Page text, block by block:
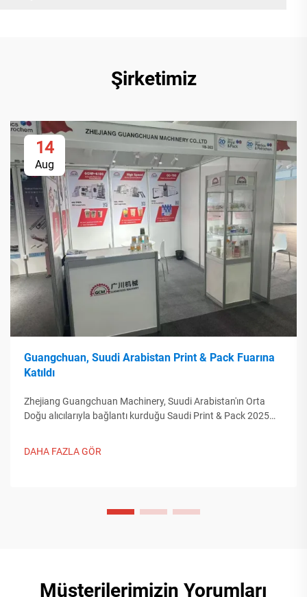
Şirketimiz
14
Aug
Guangchuan, Suudi Arabistan Print & Pack Fuarına
Katıldı
Zhejiang Guangchuan Machinery, Suudi Arabistan'ın Orta
Doğu alıcılarıyla bağlantı kurduğu Saudi Print & Pack 2025
üretim teknolojisinin küresel ambalaj trendlerini nasıl
DAHA FAZLA GÖR
Müşterilerimizin Yorumları